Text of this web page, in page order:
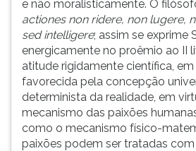
e não moralisticamente. O
actiones non ridere, non lugere,
sed intelligere; assim se exprime
energicamente no proêmio ao II
atitude rigidamente científica, em
favorecida pela concepção
determinista da realidade, em
mecanismo das paixões
como o mecanismo físico-
paixões podem ser tratadas